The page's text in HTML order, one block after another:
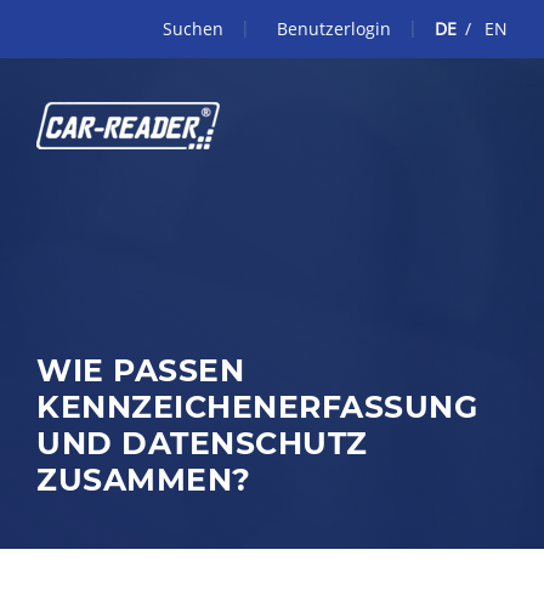
Suchen Benutzerlogin DE EN
WIE PASSEN
KENNZEICHENERFASSUNG
UND DATENSCHUTZ
ZUSAMMEN?